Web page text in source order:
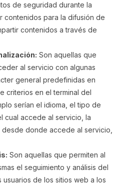
de seguridad durante la
contenidos para la difusión de
contenidos a través de
Son aquellas que
al servicio con algunas
general predefinidas en
criterios en el terminal del
serían el idioma, el tipo de
cual accede al servicio, la
donde accede al servicio,
Son aquellas que permiten al
el seguimiento y análisis del
de los sitios web a los